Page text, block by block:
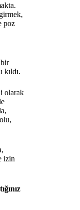
poz
kıldı.
olarak
izin